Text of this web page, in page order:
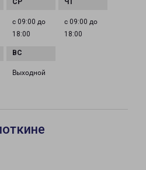
с 09:00 до
18:00
с 09:00 до
18:00
Выходной